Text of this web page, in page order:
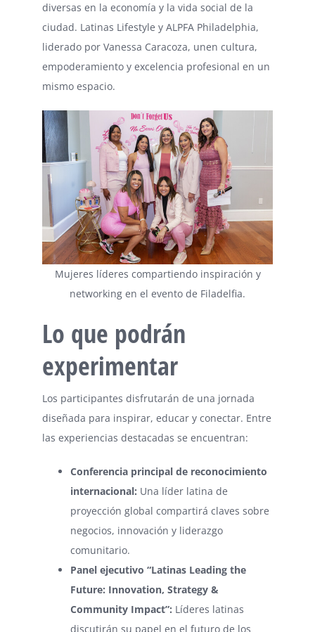
diversas en la economía y la vida social de la
ciudad. Latinas Lifestyle y ALPFA Philadelphia,
liderado por Vanessa Caracoza, unen cultura,
empoderamiento y excelencia profesional en un
mismo espacio.
Mujeres líderes compartiendo inspiración y
networking en el evento de Filadelfia.
Lo que podrán
experimentar
Los participantes disfrutarán de una jornada
diseñada para inspirar, educar y conectar. Entre
las experiencias destacadas se encuentran:
Conferencia principal de reconocimiento
internacional: Una líder latina de
proyección global compartirá claves sobre
negocios, innovación y liderazgo
comunitario.
Panel ejecutivo “Latinas Leading the
Future: Innovation, Strategy &
Community Impact”: Líderes latinas
discutirán su papel en el futuro de los